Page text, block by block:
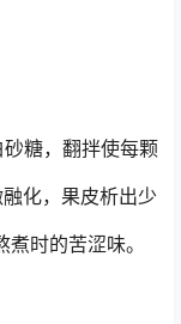
糖，翻拌使每颗
化，果皮析出少
时的苦涩味。